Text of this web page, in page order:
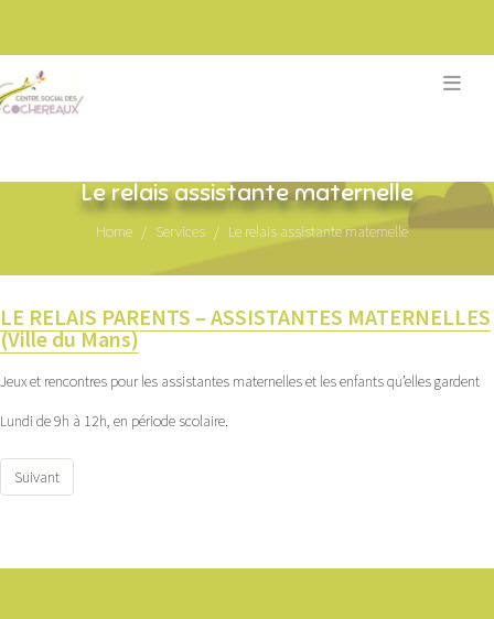
Le relais assistante maternelle
Home Services Le relais assistante maternelle
LE RELAIS PARENTS – ASSISTANTES MATERNELLES
(Ville du Mans)
Jeux et rencontres pour les assistantes maternelles et les enfants qu’elles gardent
Lundi de 9h à 12h, en période scolaire.
Article suivant : Service accompagnement familial de la CAF
Suivant